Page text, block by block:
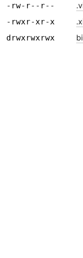
-rw-r--r--
-rwxr-xr-x
drwxrwxrwx